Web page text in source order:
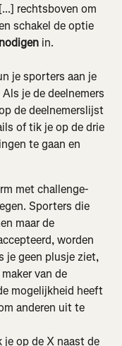
rechtsboven om
schakel de optie
in.
je sporters aan je
je de deelnemers
de deelnemerslijst
of tik je op de drie
te gaan en
met challenge-
Sporters die
maar de
worden
je geen plusje ziet,
van de
mogelijkheid heeft
anderen uit te
op de X naast de